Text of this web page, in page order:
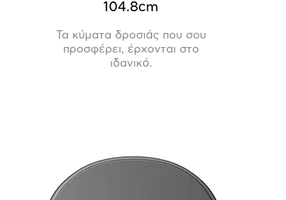
104.8cm
Τα κύματα δροσιάς που σου
προσφέρει, έρχονται στο
ιδανικό.